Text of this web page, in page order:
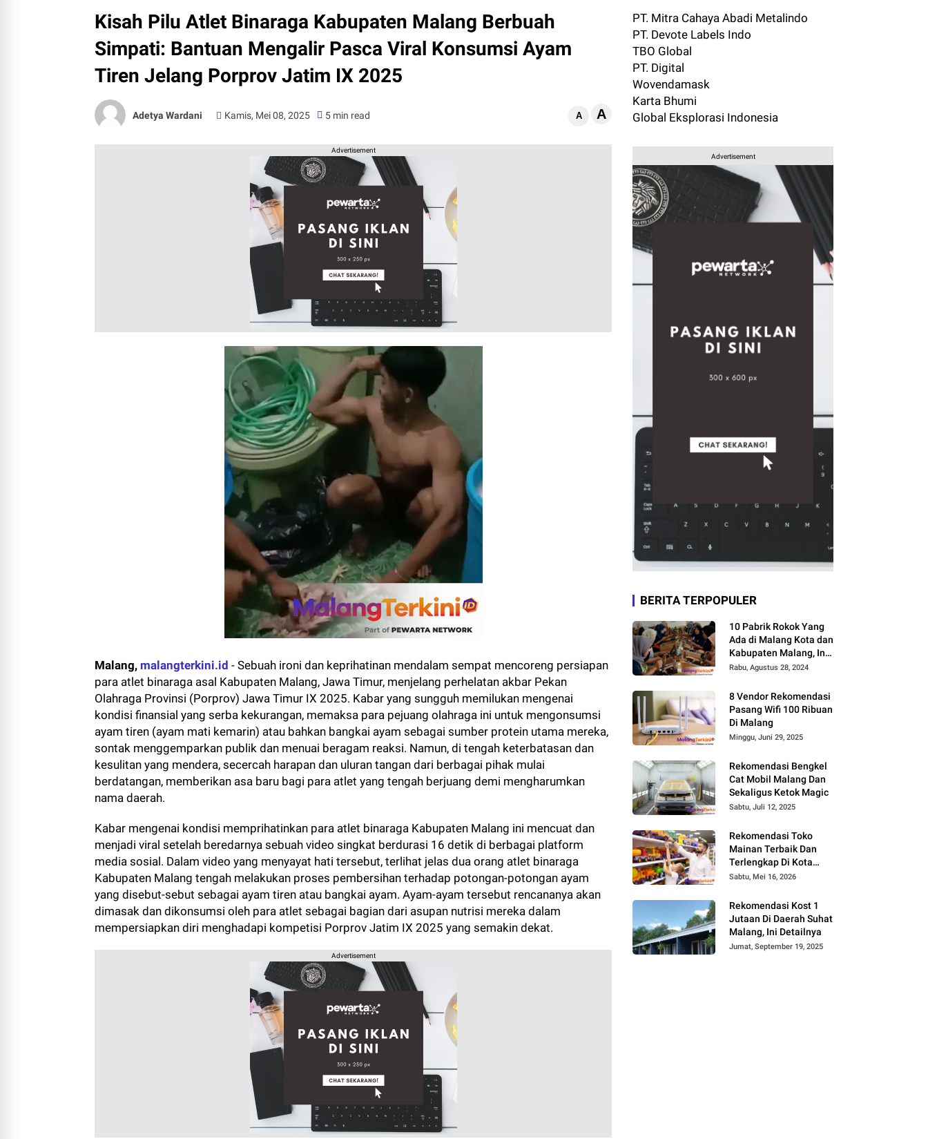
Kisah Pilu Atlet Binaraga Kabupaten Malang Berbuah
Simpati: Bantuan Mengalir Pasca Viral Konsumsi Ayam
Tiren Jelang Porprov Jatim IX 2025
Adetya Wardani Kamis, Mei 08, 2025 5 min read A A
Advertisement
Malang, malangterkini.id - Sebuah ironi dan keprihatinan mendalam sempat mencoreng persiapan
para atlet binaraga asal Kabupaten Malang, Jawa Timur, menjelang perhelatan akbar Pekan
Olahraga Provinsi (Porprov) Jawa Timur IX 2025. Kabar yang sungguh memilukan mengenai
kondisi finansial yang serba kekurangan, memaksa para pejuang olahraga ini untuk mengonsumsi
ayam tiren (ayam mati kemarin) atau bahkan bangkai ayam sebagai sumber protein utama mereka,
sontak menggemparkan publik dan menuai beragam reaksi. Namun, di tengah keterbatasan dan
kesulitan yang mendera, secercah harapan dan uluran tangan dari berbagai pihak mulai
berdatangan, memberikan asa baru bagi para atlet yang tengah berjuang demi mengharumkan
nama daerah.
Kabar mengenai kondisi memprihatinkan para atlet binaraga Kabupaten Malang ini mencuat dan
menjadi viral setelah beredarnya sebuah video singkat berdurasi 16 detik di berbagai platform
media sosial. Dalam video yang menyayat hati tersebut, terlihat jelas dua orang atlet binaraga
Kabupaten Malang tengah melakukan proses pembersihan terhadap potongan-potongan ayam
yang disebut-sebut sebagai ayam tiren atau bangkai ayam. Ayam-ayam tersebut rencananya akan
dimasak dan dikonsumsi oleh para atlet sebagai bagian dari asupan nutrisi mereka dalam
mempersiapkan diri menghadapi kompetisi Porprov Jatim IX 2025 yang semakin dekat.
Advertisement
PT. Mitra Cahaya Abadi Metalindo
PT. Devote Labels Indo
TBO Global
PT. Digital
Wovendamask
Karta Bhumi
Global Eksplorasi Indonesia
Advertisement
BERITA TERPOPULER
10 Pabrik Rokok Yang
Ada di Malang Kota dan
Kabupaten Malang, Ini
Alamat dan
Rabu, Agustus 28, 2024
8 Vendor Rekomendasi
Pasang Wifi 100 Ribuan
Di Malang
Minggu, Juni 29, 2025
Rekomendasi Bengkel
Cat Mobil Malang Dan
Sekaligus Ketok Magic
Sabtu, Juli 12, 2025
Rekomendasi Toko
Mainan Terbaik Dan
Terlengkap Di Kota
Malang Terbaru Tahun
Anak
Sabtu, Mei 16, 2026
Rekomendasi Kost 1
Jutaan Di Daerah Suhat
Malang, Ini Detailnya
Jumat, September 19, 2025